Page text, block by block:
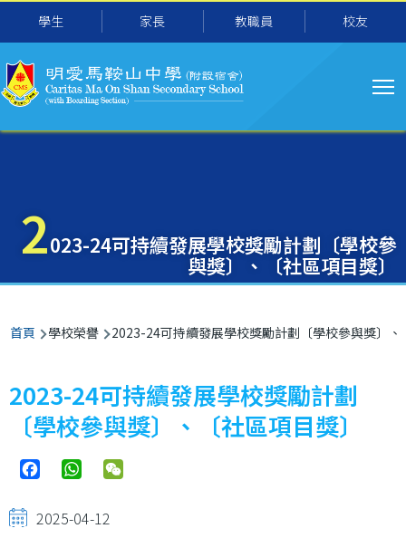
移至主內容
學生 家長 教職員 校友
导
航
2023-24可持續發展學校獎勵計劃〔學校參
與獎〕、〔社區項目獎〕
導
航
連
結
首頁 學校榮譽 2023-24可持續發展學校獎勵計劃〔學校參與獎〕、
2023-24可持續發展學校獎勵計劃
〔學校參與獎〕、〔社區項目獎〕
FacebookWhatsApp
2025-04-12